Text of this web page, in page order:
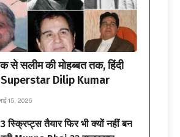
से सलीम की मोहब्बत तक, हिंदी
Superstar Dilip Kumar
15, 2026
3 स्क्रिप्ट्स तैयार फिर भी क्यों नहीं बन